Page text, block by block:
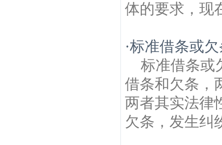
体的要求，现
·标准借条或
标准借条或
借条和欠条，
两者其实法律
欠条，发生纠